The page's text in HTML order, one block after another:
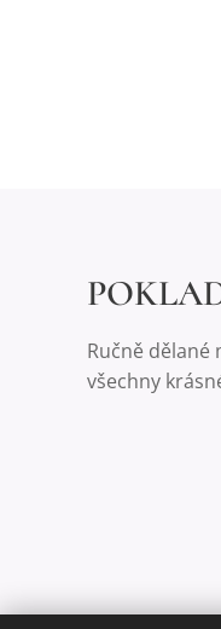
Ručně
všechny